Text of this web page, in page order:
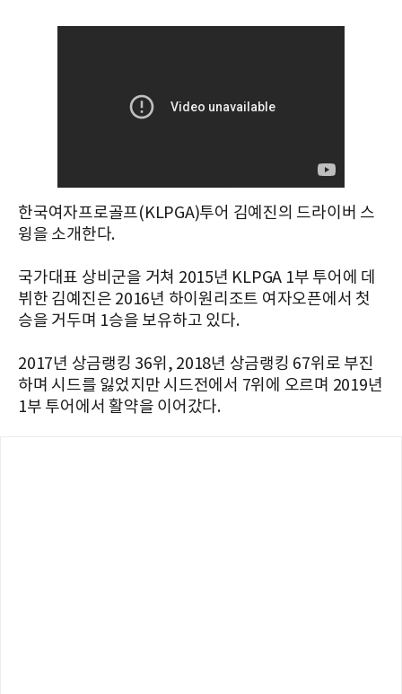
한국여자프로골프(KLPGA)투어 김예진의 드라이버 스
윙을 소개한다.
국가대표 상비군을 거쳐 2015년 KLPGA 1부 투어에 데
뷔한 김예진은 2016년 하이원리조트 여자오픈에서 첫
승을 거두며 1승을 보유하고 있다.
2017년 상금랭킹 36위, 2018년 상금랭킹 67위로 부진
하며 시드를 잃었지만 시드전에서 7위에 오르며 2019년
1부 투어에서 활약을 이어갔다.